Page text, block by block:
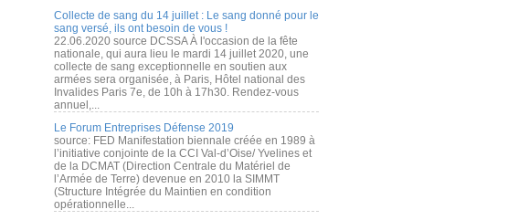
Collecte de sang du 14 juillet : Le sang donné pour le
sang versé, ils ont besoin de vous !
22.06.2020 source DCSSA À l'occasion de la fête
nationale, qui aura lieu le mardi 14 juillet 2020, une
collecte de sang exceptionnelle en soutien aux
armées sera organisée, à Paris, Hôtel national des
Invalides Paris 7e, de 10h à 17h30. Rendez-vous
annuel,...
Le Forum Entreprises Défense 2019
source: FED Manifestation biennale créée en 1989 à
l’initiative conjointe de la CCI Val-d’Oise/ Yvelines et
de la DCMAT (Direction Centrale du Matériel de
l’Armée de Terre) devenue en 2010 la SIMMT
(Structure Intégrée du Maintien en condition
opérationnelle...